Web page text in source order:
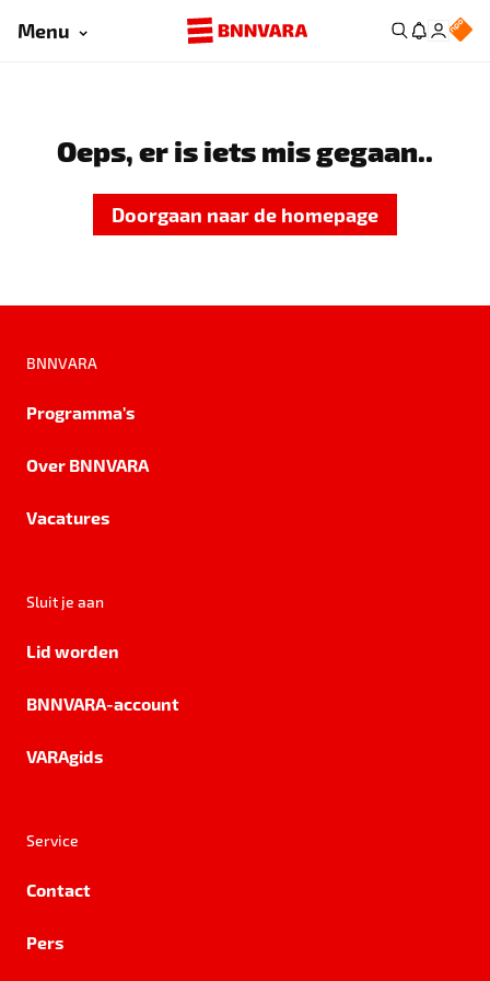
Menu
Oeps, er is iets mis gegaan..
Doorgaan naar de homepage
BNNVARA
Programma's
Over BNNVARA
Vacatures
Sluit je aan
Lid worden
BNNVARA-account
VARAgids
Service
Contact
Pers